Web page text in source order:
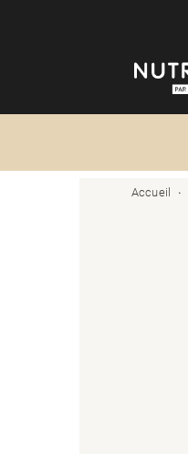
Accueil